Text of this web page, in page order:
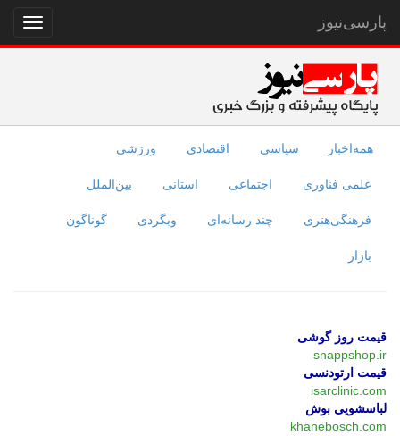
نمایش
منو
پارسی‌نیوز
همه‌اخبار سیاسی اقتصادی ورزشی
علمی فناوری اجتماعی استانی بین‌الملل
فرهنگی‌هنری چند رسانه‌ای وبگردی گوناگون
بازار
قیمت روز گوشی
snappshop.ir
قیمت ارتودنسی
isarclinic.com
لباسشویی بوش
khanebosch.com